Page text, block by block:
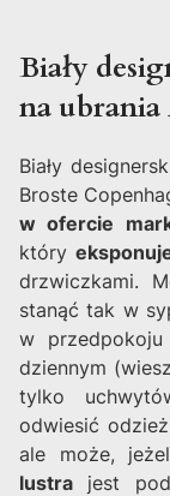
Biały
na ubrania
Biały
Broste
w ofercie
który
drzwiczkami.
stanąć tak w
w
dziennym
tylko
odwiesić
ale może,
lustra jest